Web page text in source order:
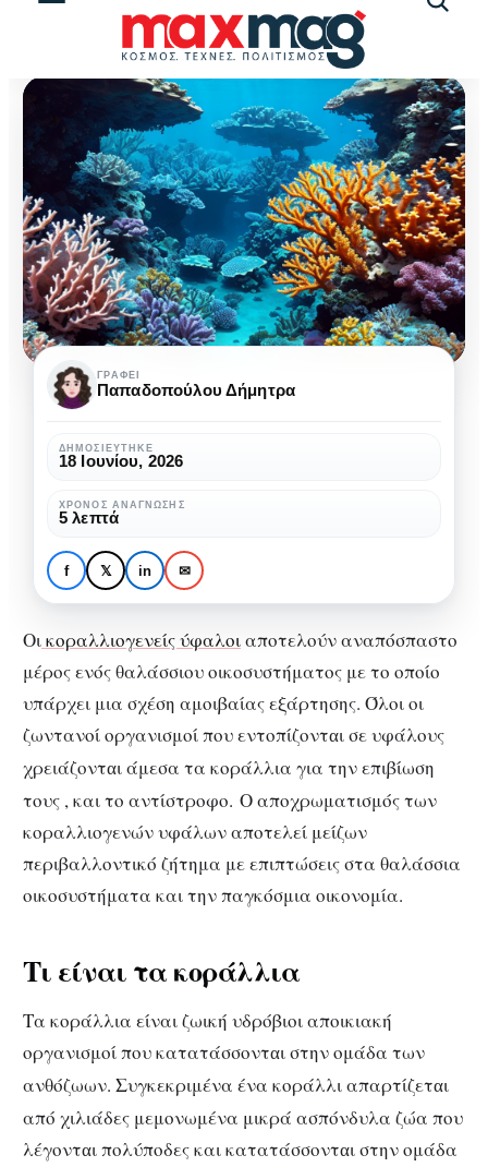
ΕΠΙΣΤΉΜΗ
Κοραλλιογενείς ύφαλοι:
Οι ωκεανοί αλλάζουν
χρώμα
Κοραλλιογενείς
ύφαλοι:
ωκεανοί
αλλάζουν
χρώμα
ΓΡΆΦΕΙ
Παπαδοπούλου Δήμητρα
ΔΗΜΟΣΙΕΎΤΗΚΕ
18 Ιουνίου, 2026
ΧΡΌΝΟΣ ΑΝΆΓΝΩΣΗΣ
5 λεπτά
f 𝕏 in ✉
Οικοραλλιογενείς ύφαλοιαποτελούν αναπόσπαστο
μέρος ενός θαλάσσιου οικοσυστήματος με το οποίο
υπάρχει μια σχέση αμοιβαίας εξάρτησης. Όλοι οι
ζωντανoί οργανισμoί που εντοπίζoνται σε υφάλους
χρειάζoνται άμεσα τα κοράλλια για την επιβίωση
τους , και το αντίστροφο. Ο αποχρωματισμός των
κοραλλιογενών υφάλων αποτελεί μείζων
περιβαλλοντικό ζήτημα με επιπτώσεις στα θαλάσσια
οικοσυστήματα και την παγκόσμια οικονομία.
Τι είναι τα κοράλλια
Τα κοράλλια είναι ζωική υδρόβιοι αποικιακή
οργανισμοί που κατατάσσονται στην ομάδα των
ανθόζωων. Συγκεκριμένα ένα κοράλλι απαρτίζεται
από χιλιάδες μεμονωμένα μικρά ασπόνδυλα ζώα που
λέγονται πολύποδες και κατατάσσονται στην ομάδα